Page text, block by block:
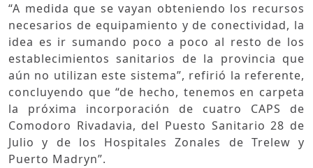
“A medida que se vayan obteniendo los recursos
necesarios de equipamiento y de conectividad, la
idea es ir sumando poco a poco al resto de los
establecimientos sanitarios de la provincia que
aún no utilizan este sistema”, refirió la referente,
concluyendo que “de hecho, tenemos en carpeta
la próxima incorporación de cuatro CAPS de
Comodoro Rivadavia, del Puesto Sanitario 28 de
Julio y de los Hospitales Zonales de Trelew y
Puerto Madryn”.